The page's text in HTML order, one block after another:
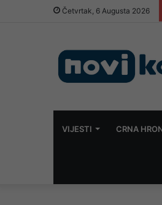
Četvrtak, 6 Augusta 2026
VIJESTI CRNA